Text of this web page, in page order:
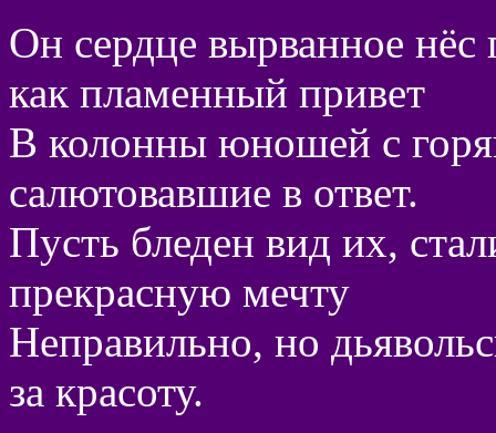
Он сердце вырванное нёс
как пламенный привет
В колонны юношей с
салютовавшие в ответ.
Пусть бледен вид их,
прекрасную мечту
Неправильно, но
за красоту.